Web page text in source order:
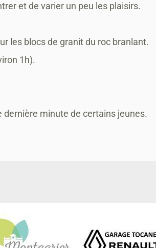
et de varier un peu les plaisirs.
les blocs de granit du roc branlant.
1h).
minute de certains jeunes.